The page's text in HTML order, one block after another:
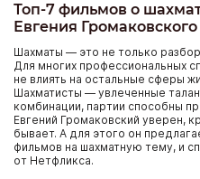
Топ-7 фильмов о
Евгения Громаковского
Шахматы — это не только
Для многих профессиональных
не влиять на остальные сферы
Шахматисты — увлеченные
комбинации, партии способны
Евгений Громаковский уверен,
бывает. А для этого он
фильмов на шахматную тему, и
от Нетфликса.